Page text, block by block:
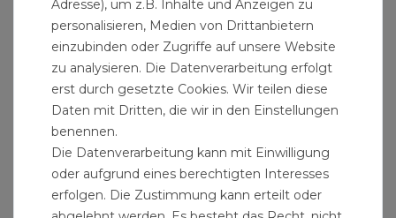
6,94 € *
Adresse), um z.B. Inhalte und Anzeigen zu
personalisieren, Medien von Drittanbietern
einzubinden oder Zugriffe auf unsere Website
zu analysieren. Die Datenverarbeitung erfolgt
erst durch gesetzte Cookies. Wir teilen diese
Daten mit Dritten, die wir in den Einstellungen
benennen.
Die Datenverarbeitung kann mit Einwilligung
oder aufgrund eines berechtigten Interesses
erfolgen. Die Zustimmung kann erteilt oder